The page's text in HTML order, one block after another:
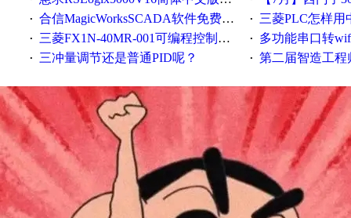
· 合信MagicWorksSCADA软件免费下载，好礼相送，并提供技术支持，永久免费！ · 三菱PLC怎样用
· 三菱FX1N-40MR-001可编程控制器输入端口故障维修一例 · 多功能串口转wifi/以太网转WIFI/串口转以太网/
· 三冲量调节还是普通PID呢？ · 第二届智造工程师节